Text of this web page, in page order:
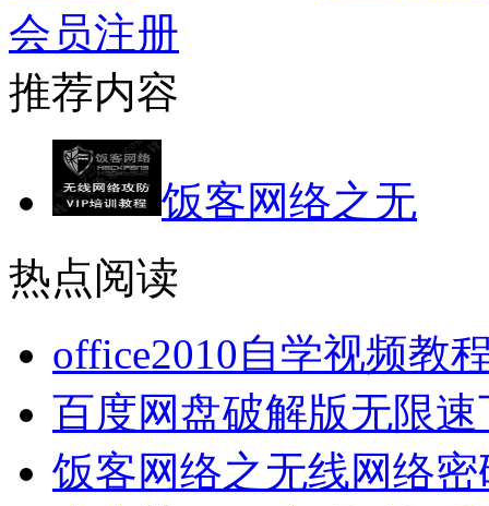
会员注册
推荐内容
饭客网络之无
热点阅读
office2010自学视频教
百度网盘破解版无限
饭客网络之无线网络